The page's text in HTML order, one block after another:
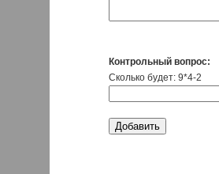
Контрольный вопрос:
Сколько будет: 9*4-2